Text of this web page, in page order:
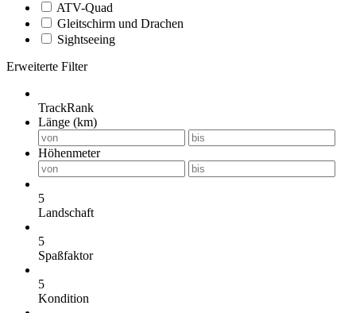
ATV-Quad
Gleitschirm und Drachen
Sightseeing
Erweiterte Filter
TrackRank
Länge (km)
Höhenmeter
5
Landschaft
5
Spaßfaktor
5
Kondition